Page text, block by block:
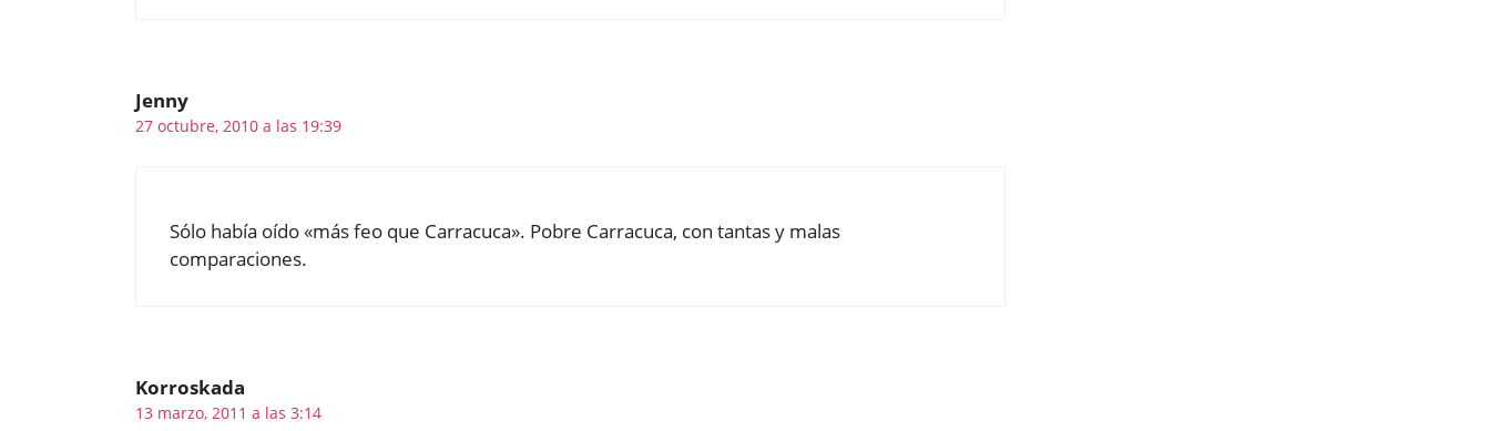
Jenny
27 octubre, 2010 a las 19:39
Sólo había oído «más feo que Carracuca». Pobre Carracuca, con tantas y malas
comparaciones.
Korroskada
13 marzo, 2011 a las 3:14